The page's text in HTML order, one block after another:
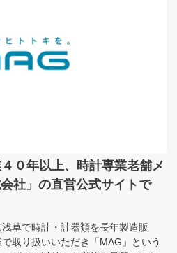
０年以上、時計専業老舗メ
社」の直営公式サイトで
浅草で時計・計器類を長年製造販
取り扱いいただき「MAG」という